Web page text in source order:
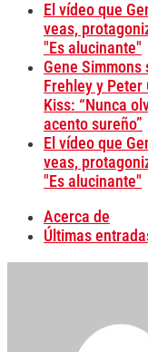
El vídeo que
veas,
"Es alucinante"
Gene
Frehley y
Kiss: “Nunca
acento sureño”
El vídeo que
veas,
"Es alucinante"
Acerca de
Últimas